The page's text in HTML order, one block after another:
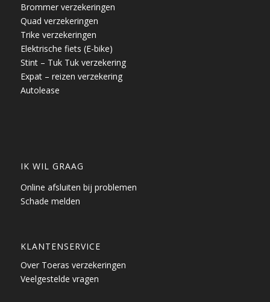
Brommer verzekeringen
Quad verzekeringen
Trike verzekeringen
Elektrische fiets (E-bike)
Stint – Tuk Tuk verzekering
Expat – reizen verzekering
Autolease
IK WIL GRAAG
Online afsluiten bij problemen
Schade melden
KLANTENSERVICE
Over Toeras verzekeringen
Veelgestelde vragen